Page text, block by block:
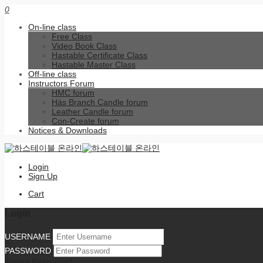
0
On-line class
Free Class
Video Book Class
Hastable Certificate Class
Hastable Master Class
Off-line class
Instructors Forum
HMC forum
Hás Branch Candle forum
Leather Candle forum
Con-Create forum
Notices & Downloads
Login
Sign Up
Cart
USERNAME
PASSWORD